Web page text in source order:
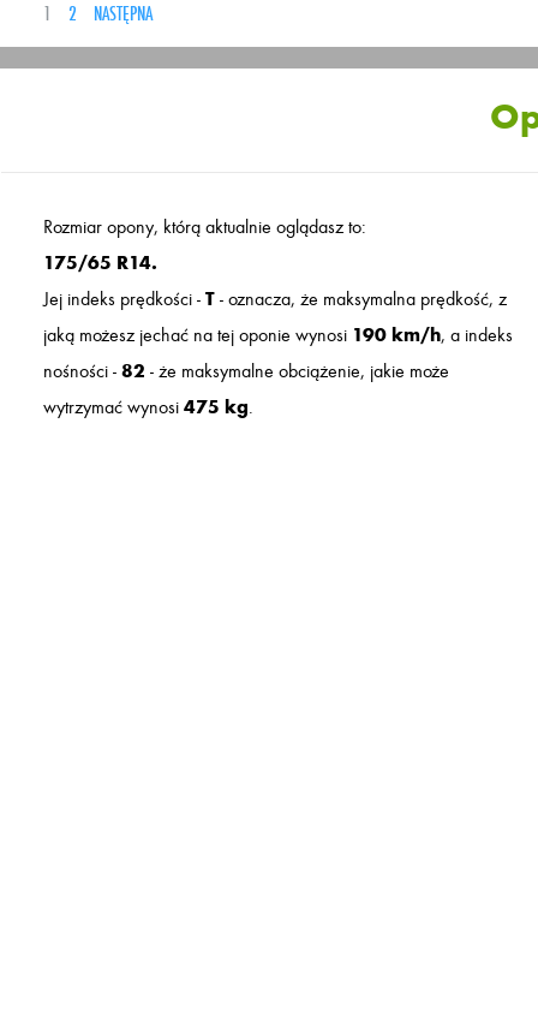
1 2 NASTĘPNA
Rozmiar opony, którą aktualnie oglądasz to:
175/65 R14.
Jej indeks prędkości - T - oznacza, że maksymalna prędkość, z
jaką możesz jechać na tej oponie wynosi 190 km/h, a indeks
nośności - 82 - że maksymalne obciążenie, jakie może
wytrzymać wynosi 475 kg.